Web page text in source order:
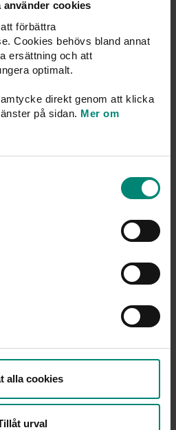
använder cookies
förbättra
Cookies behövs bland annat
ersättning och att
optimalt.
direkt genom att klicka
på sidan. Mer om
alla cookies
urval
av månaden har
än två år eller adoptivbarn
eller föräldrapenningförmån
för den som är arbetslös kan
som är avslutad eller
har upphört inom
2025. Han har varit
heltid och tjänade 30
Han har varit medlem i a-